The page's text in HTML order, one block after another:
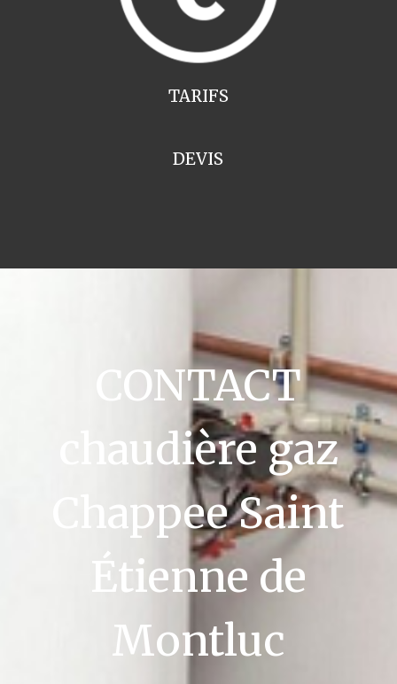
TARIFS
DEVIS
CONTACT
chaudière gaz
Chappee Saint
Étienne de
Montluc